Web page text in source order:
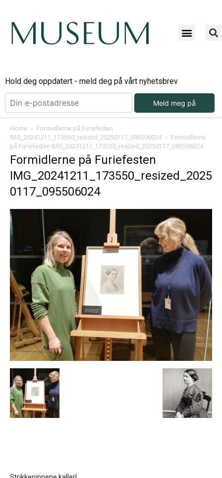
Hold deg oppdatert - meld deg på vårt nyhetsbrev
Meld meg på
Home
Formidlerne på Furiefesten
IMG_20241211_173550_resized_20250117_095506024
Formidlerne
på Furiefesten IMG_20241211_173550_resized_20250117_095506024
Formidlerne på Furiefesten
IMG_20241211_173550_resized_2025
0117_095506024